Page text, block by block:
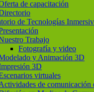
de capacitación
de Tecnologías
Trabajo
Fotografía y video
y Animación 3D
3D
virtuales
de comunicación